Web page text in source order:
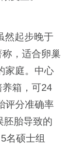
然起步晚于
称，适合卵巢
家庭。中心
养箱，可24
评分准确率
胚胎导致的
名硕士组